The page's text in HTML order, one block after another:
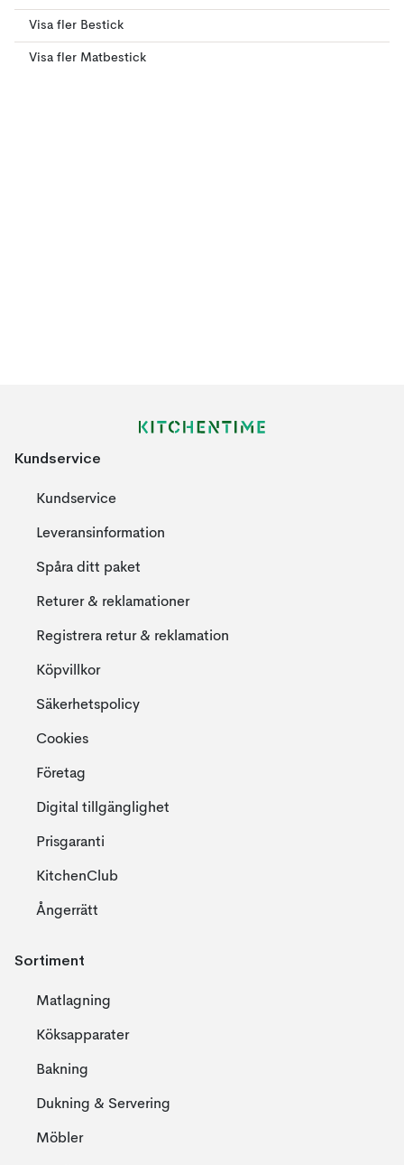
Visa fler Bestick
Visa fler Matbestick
Kundservice
Kundservice
Leveransinformation
Spåra ditt paket
Returer & reklamationer
Registrera retur & reklamation
Köpvillkor
Säkerhetspolicy
Cookies
Företag
Digital tillgänglighet
Prisgaranti
KitchenClub
Ångerrätt
Sortiment
Matlagning
Köksapparater
Bakning
Dukning & Servering
Möbler